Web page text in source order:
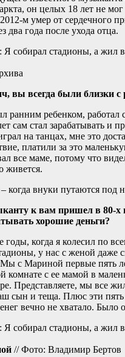
он целых 18 лет не мог
м умер от сердечного
два года после ухода отца.
вы всегда были близки с
ранним ребенком, работал
сам стал зарабатывать и
на танцах, мне это
платили за это
все маме, потому что
живется.
когда внуки путаются под
к вам пришел в 80-х
хорошие деньги?
годы, когда я колесил по
у нас с женой даже
с Мариной первые пять
комнате с ее мамой в
Представляете, мы все
сын и теща. Плюс эти пять
вечно не хватало. Было
// Фото: Владимир Бертов